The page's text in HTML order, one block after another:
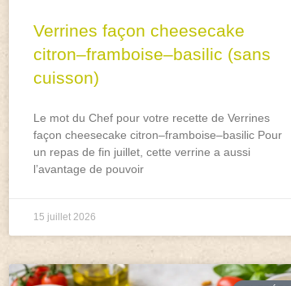
Verrines façon cheesecake
citron–framboise–basilic (sans
cuisson)
Le mot du Chef pour votre recette de Verrines
façon cheesecake citron–framboise–basilic Pour
un repas de fin juillet, cette verrine a aussi
l’avantage de pouvoir
15 juillet 2026